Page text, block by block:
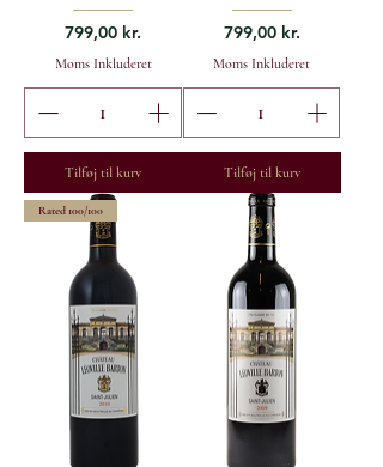
Pris
799,00 kr.
Moms Inkluderet
Tilføj til kurv
Pris
799,00 kr.
Moms Inkluderet
Tilføj til kurv
Rated 100/100